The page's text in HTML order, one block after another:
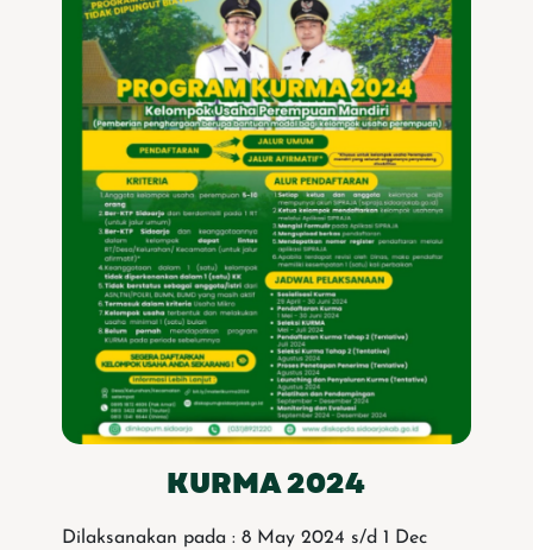
KURMA 2024
Dilaksanakan pada : 8 May 2024 s/d 1 Dec